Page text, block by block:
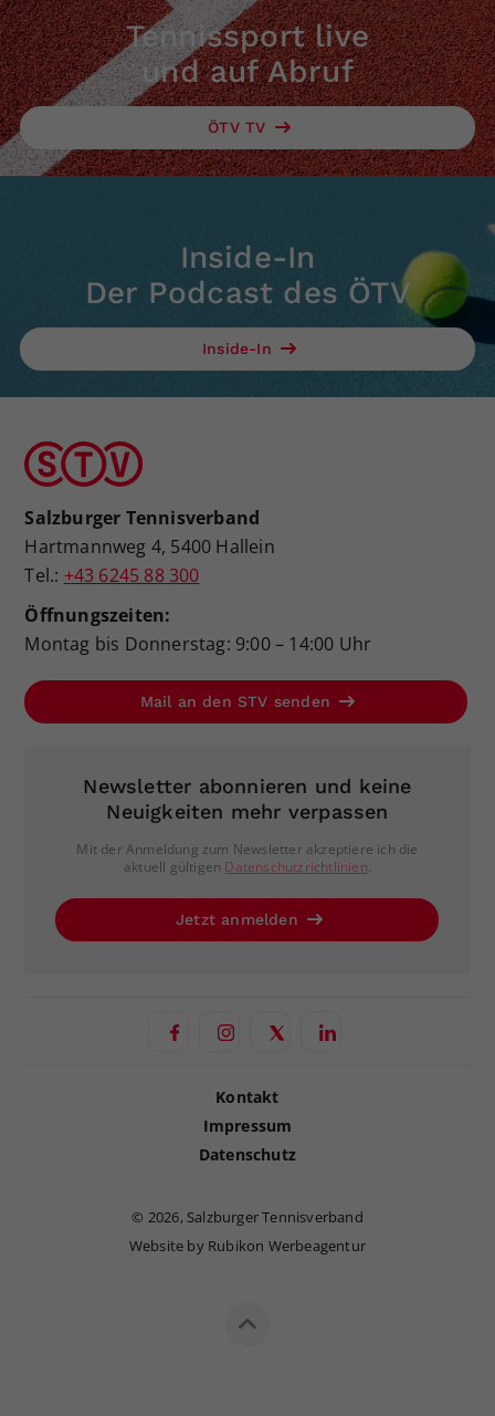
Tennissport live
und auf Abruf
ÖTV TV
Inside-In
Der Podcast des ÖTV
Inside-In
Salzburger Tennisverband
Hartmannweg 4, 5400 Hallein
Tel.: +43 6245 88 300
Öffnungszeiten:
Montag bis Donnerstag: 9:00 – 14:00 Uhr
Mail an den STV senden
Newsletter abonnieren und keine
Neuigkeiten mehr verpassen
Mit der Anmeldung zum Newsletter akzeptiere ich die
aktuell gültigen Datenschutzrichtlinien.
Jetzt anmelden
Kontakt
Impressum
Datenschutz
© 2026, Salzburger Tennisverband
Website by Rubikon Werbeagentur